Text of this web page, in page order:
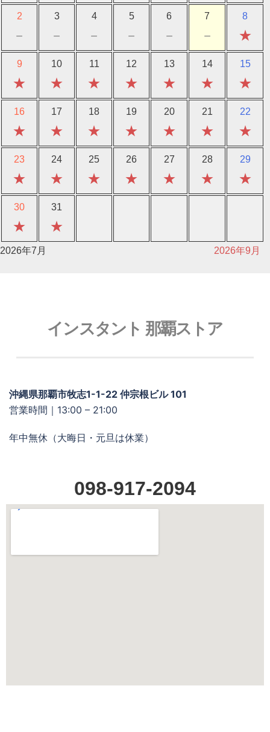
2
－
3
－
4
－
5
－
6
－
7
－
8
★
9
★
10
★
11
★
12
★
13
★
14
★
15
★
16
★
17
★
18
★
19
★
20
★
21
★
22
★
23
★
24
★
25
★
26
★
27
★
28
★
29
★
30
★
31
★
2026年7月 2026年9月
インスタント 那覇ストア
沖縄県那覇市牧志1-1-22 仲宗根ビル 101
営業時間｜13:00 – 21:00
年中無休（大晦日・元旦は休業）
098-917-2094